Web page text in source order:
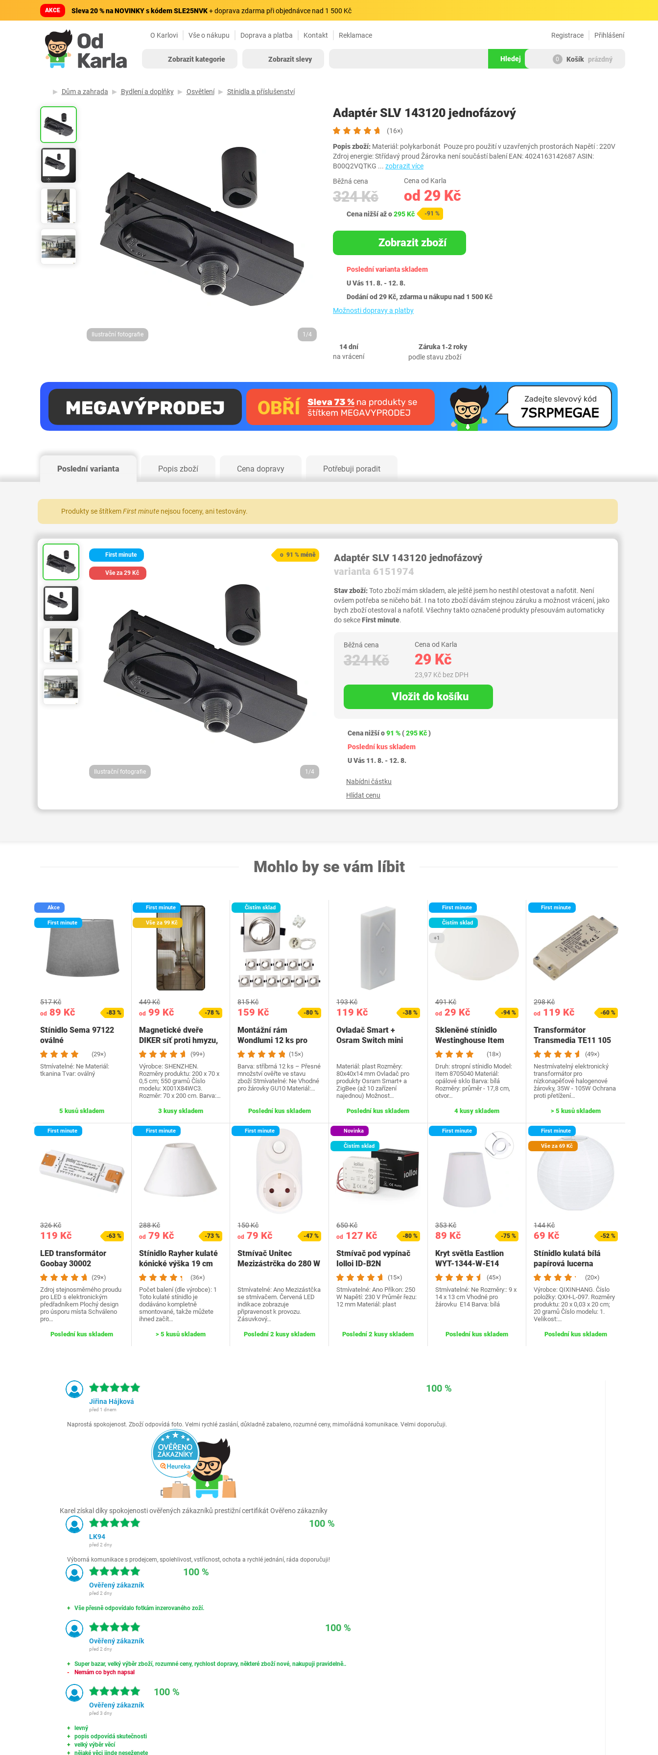
AKCE Sleva 20 % na NOVINKY s kódem SLE25NVK+ doprava zdarma při objednávce nad 1 500 Kč
O Karlovi Vše o nákupu Doprava a platba Kontakt Reklamace Přihlášení
Registrace
Zobrazit kategorie Zobrazit slevy Hledej 0 Košík prázdný
Dům a zahrada Bydlení a doplňky Osvětlení Stínidla a příslušenství
Ilustrační fotografie 1/4
Adaptér SLV 143120 jednofázový
(16×)
Popis zboží: Materiál: ‎polykarbonát ‎Pouze pro použití v uzavřených prostorách Napětí : 220V
Zdroj energie: Střídavý proud Žárovka není součástí balení EAN: 4024163142687 ASIN:
B00Q2VQTKG ... zobrazit více
Běžná cena
324 Kč
Cena od Karla
od 29 Kč
Cena nižší až o295 Kč -91 %
Zobrazit zboží
Poslední varianta skladem
U Vás 11. 8. - 12. 8.
Dodání od 29 Kč, zdarma u nákupu nad 1 500 Kč
Možnosti dopravy a platby
14 dní
na vrácení
Záruka 1‐2 roky
podle stavu zboží
Poslední varianta Popis zboží Cena dopravy Potřebuji poradit
Produkty se štítkemFirst minute nejsou foceny, ani testovány.
First minute
Vše za 29 Kč
Ilustrační fotografie 1/4
o 91 % méně
Adaptér SLV 143120 jednofázový
varianta 6151974
Stav zboží:Toto zboží mám skladem, ale ještě jsem ho nestihl otestovat a nafotit. Není
ovšem potřeba se ničeho bát. I na toto zboží dávám stejnou záruku a možnost vrácení, jako
bych zboží otestoval a nafotil. Všechny takto označené produkty přesouvám automaticky
do sekceFirst minute.
Běžná cena
324 Kč
Cena od Karla
29 Kč
23,97 Kč bez DPH
Vložit do košíku
Cena nižší o91 % (295 Kč)
Poslední kus skladem
U Vás 11. 8. - 12. 8.
Nabídni částku
Hlídat cenu
Mohlo by se vám líbit
Akce
First minute
od 89 Kč
517 Kč
-83 %
Stínidlo Sema 97122
oválné
(29×)
Stmívatelné: Ne Materiál:
tkanina Tvar: oválný
5 kusů skladem
First minute
Vše za 99 Kč
od99 Kč
449 Kč
-78 %
Magnetické dveře
DIKER síť proti hmyzu,
balkónové dveře,…
(99+)
Výrobce: SHENZHEN.
Rozměry produktu: 200 x 70 x
0,5 cm; 550 gramů Číslo
modelu: X001X84WC3.
Rozměr: 70 x 200 cm. Barva:…
3 kusy skladem
Čistím sklad
159 Kč
815 Kč
-80 %
Montážní rám
Wondlumi 12 ks pro
bodovky
(15×)
Barva: stříbrná 12 ks – Přesné
množství ověřte ve stavu
zboží Stmívatelné: Ne Vhodné
pro žárovky GU10 Materiál:…
Poslední kus skladem
119 Kč
193 Kč
-38 %
Ovladač Smart +
Osram Switch mini
Materiál: plast Rozměry:
80x40x14 mm Ovladač pro
produkty Osram Smart+ a
ZigBee (až 10 zařízení
najednou) Možnost…
Poslední kus skladem
First minute
Čistím sklad
+1
od29 Kč
491 Kč
-94 %
Skleněné stínidlo
Westinghouse Item
8705040
(18×)
Druh: stropní stínidlo Model:
Item 8705040 Materiál:
opálové sklo Barva: bílá
Rozměry: průměr - 17,8 cm,
otvor…
4 kusy skladem
First minute
od 119 Kč
298 Kč
-60 %
Transformátor
Transmedia TE11 105
LT2-2L
(49×)
Nestmívatelný elektronický
transformátor pro
nízkonapěťové halogenové
žárovky, 35W - 105W Ochrana
proti přetížení…
> 5 kusů skladem
First minute
119 Kč
326 Kč
-63 %
LED transformátor
Goobay 30002
12V/20W
(29×)
Zdroj stejnosměrného proudu
pro LED s elektronickým
předřadníkem Plochý design
pro úsporu místa Schváleno
pro…
Poslední kus skladem
First minute
od79 Kč
288 Kč
-73 %
Stínidlo Rayher kulaté
kónické výška 19 cm
(36×)
Počet balení (dle výrobce): 1
Toto kulaté stínidlo je
dodáváno kompletně
smontované, takže můžete
ihned začít…
> 5 kusů skladem
First minute
od 79 Kč
150 Kč
-47 %
Stmívač Unitec
Mezizástrčka do 280 W
Stmívatelné: Ano Mezizástčka
se stmívačem. Červená LED
indikace zobrazuje
připravenost k provozu.
Zásuvkový…
Poslední 2 kusy skladem
Novinka
Čistím sklad
od127 Kč
650 Kč
-80 %
Stmívač pod vypínač
Iolloi ID-B2N
(15×)
Stmívatelné: Ano Příkon: 250
W Napětí: 230 V Průměr řezu:
12 mm Materiál: plast
Poslední 2 kusy skladem
First minute
89 Kč
353 Kč
-75 %
Kryt světla Eastlion
WYT-1344-W-E14
(45×)
Stmívatelné: Ne Rozměry:: 9 x
14 x 13 cm Vhodné pro
žárovku E14 Barva: bílá
Poslední kus skladem
First minute
Vše za 69 Kč
69 Kč
144 Kč
-52 %
Stínidlo kulatá bílá
papírová lucerna
Klasická bambusová…
(20×)
Výrobce: QIXINHANG. Číslo
položky: QXH-L-097. Rozměry
produktu: 20 x 0,03 x 20 cm;
20 gramů Číslo modelu: 1.
Velikost:…
Poslední kus skladem
100 %
Jiřina Hájková
před 1 dnem
Naprostá spokojenost. Zboží odpovídá foto. Velmi rychlé zaslání, důkladně zabaleno, rozumné ceny, mimořádná komunikace. Velmi doporučuji.
Karel získal díky spokojenosti ověřených zákazníků prestižní certifikát Ověřeno zákazníky
100 %
LK94
před 2 dny
Výborná komunikace s prodejcem, spolehlivost, vstřícnost, ochota a rychlé jednání, ráda doporučuji!
100 %
Ověřený zákazník
před 2 dny
Vše přesně odpovídalo fotkám inzerovaného zoží.
100 %
Ověřený zákazník
před 2 dny
Super bazar, velký výběr zboží, rozumné ceny, rychlost dopravy, některé zboží nové, nakupuji pravidelně..
Nemám co bych napsal
100 %
Ověřený zákazník
před 3 dny
levný
popis odpovídá skutečnosti
velký výběr věcí
nějaké věci jinde neseženete